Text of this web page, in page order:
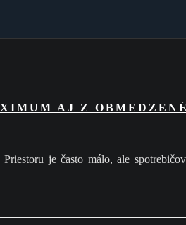
AJ Z
je často málo, ale